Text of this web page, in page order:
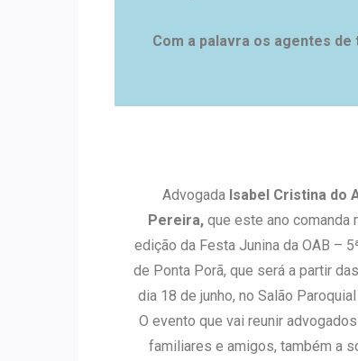
Com a palavra os agentes
Advogada Isabel Cristina do
Pereira,que este ano comanda
edição da Festa Junina da OAB –
de Ponta Porã, que será a partir
dia 18 de junho, no Salão
O evento que vai reunir
familiares e amigos, também a